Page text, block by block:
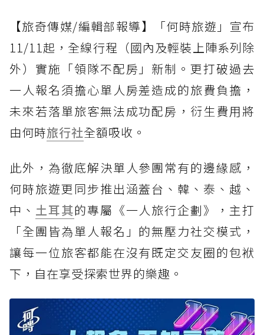
【旅奇傳媒/編輯部報導】「何時旅遊」宣布
11/11起，全線行程（國內及輕裝上陣系列除
外）實施「領隊不配房」新制。更打破過去
一人報名須擔心單人房差造成的旅費負擔，
未來若落單旅客無法成功配房，衍生費用將
由何時旅行社全額吸收。
此外，為徹底解決單人參團常有的邊緣感，
何時旅遊更同步推出涵蓋台、韓、泰、越、
中、 土耳其的專屬《一人旅行企劃》，主打
「全團皆為單人報名」的無壓力社交模式，
讓每一位旅客都能在沒有既定交友圈的包袱
下，自在享受探索世界的樂趣。